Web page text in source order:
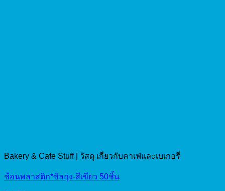
Bakery & Cafe Stuff | วัสดุ เกี่ยวกับคาเฟ่และเบเกอรี่
ช้อนพลาสติก*ซิลถุง-สีเขียว 50ชิ้น